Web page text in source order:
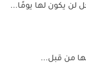
لن يكون لها يومًا...
من قبل...